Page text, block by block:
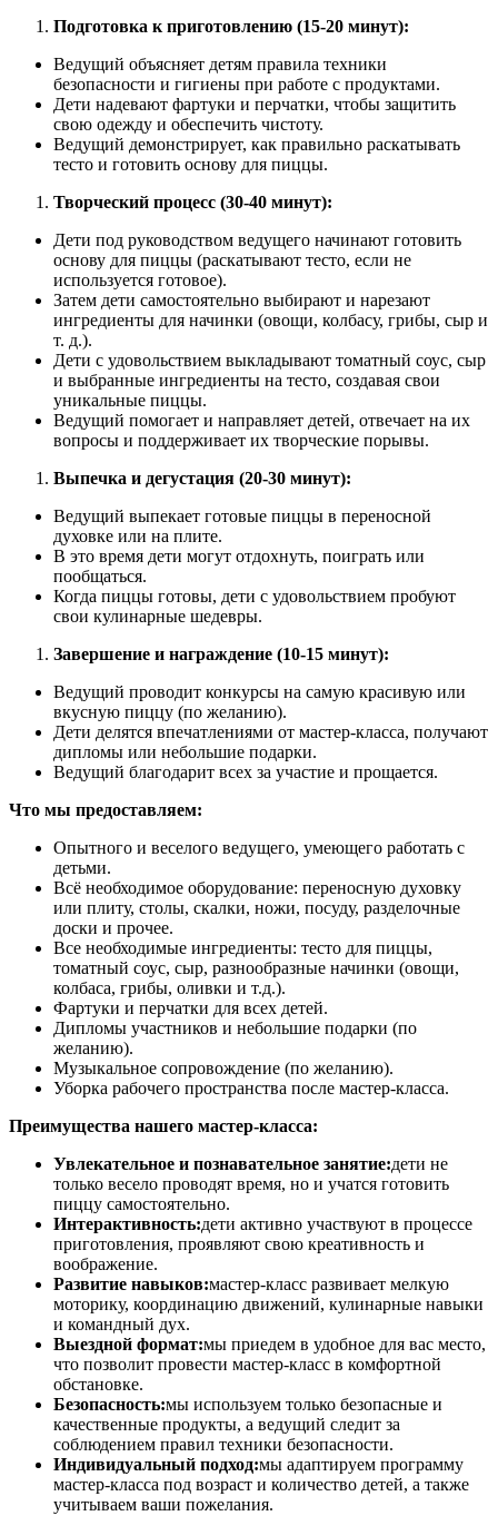
Подготовка к приготовлению (15-20 минут):
Ведущий объясняет детям правила техники
безопасности и гигиены при работе с продуктами.
Дети надевают фартуки и перчатки, чтобы защитить
свою одежду и обеспечить чистоту.
Ведущий демонстрирует, как правильно раскатывать
тесто и готовить основу для пиццы.
Творческий процесс (30-40 минут):
Дети под руководством ведущего начинают готовить
основу для пиццы (раскатывают тесто, если не
используется готовое).
Затем дети самостоятельно выбирают и нарезают
ингредиенты для начинки (овощи, колбасу, грибы, сыр и
т. д.).
Дети с удовольствием выкладывают томатный соус, сыр
и выбранные ингредиенты на тесто, создавая свои
уникальные пиццы.
Ведущий помогает и направляет детей, отвечает на их
вопросы и поддерживает их творческие порывы.
Выпечка и дегустация (20-30 минут):
Ведущий выпекает готовые пиццы в переносной
духовке или на плите.
В это время дети могут отдохнуть, поиграть или
пообщаться.
Когда пиццы готовы, дети с удовольствием пробуют
свои кулинарные шедевры.
Завершение и награждение (10-15 минут):
Ведущий проводит конкурсы на самую красивую или
вкусную пиццу (по желанию).
Дети делятся впечатлениями от мастер-класса, получают
дипломы или небольшие подарки.
Ведущий благодарит всех за участие и прощается.
Что мы предоставляем:
Опытного и веселого ведущего, умеющего работать с
детьми.
Всё необходимое оборудование: переносную духовку
или плиту, столы, скалки, ножи, посуду, разделочные
доски и прочее.
Все необходимые ингредиенты: тесто для пиццы,
томатный соус, сыр, разнообразные начинки (овощи,
колбаса, грибы, оливки и т.д.).
Фартуки и перчатки для всех детей.
Дипломы участников и небольшие подарки (по
желанию).
Музыкальное сопровождение (по желанию).
Уборка рабочего пространства после мастер-класса.
Преимущества нашего мастер-класса:
Увлекательное и познавательное занятие:дети не
только весело проводят время, но и учатся готовить
пиццу самостоятельно.
Интерактивность:дети активно участвуют в процессе
приготовления, проявляют свою креативность и
воображение.
Развитие навыков:мастер-класс развивает мелкую
моторику, координацию движений, кулинарные навыки
и командный дух.
Выездной формат:мы приедем в удобное для вас место,
что позволит провести мастер-класс в комфортной
обстановке.
Безопасность:мы используем только безопасные и
качественные продукты, а ведущий следит за
соблюдением правил техники безопасности.
Индивидуальный подход:мы адаптируем программу
мастер-класса под возраст и количество детей, а также
учитываем ваши пожелания.